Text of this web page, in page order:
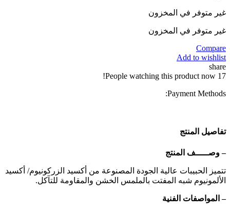
غير متوفر في المخزون
غير متوفر في المخزون
Compare
Add to wishlist
share
17
People watching this product now!
Payment Methods:
تفاصيل المنتج
– وصـــــف المنتج
تتميز الحبيبات عالية الجودة المصنوعة من أكسيد الزركونيوم/ أكسيد
الألمونيوم شبه المفتت بالملمس الخشن والمقاومة للتآكل.
– المواصفات الفنية